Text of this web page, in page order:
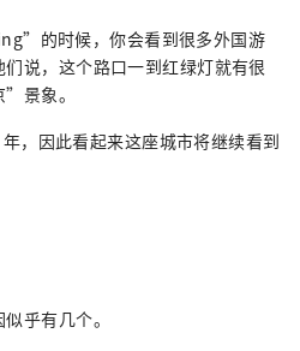
的时候，你会看到很多外国游
说，这个路口一到红绿灯就有很
景象。
，因此看起来这座城市将继续看到
乎有几个。